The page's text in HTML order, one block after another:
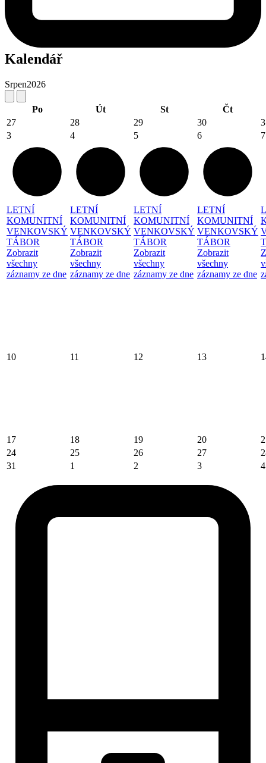
Kalendář
Srpen2026
Po Út St
Čt
27
28 29 30
3
LETNÍ
KOMUNITNÍ
VENKOVSKÝ
TÁBOR
Zobrazit
všechny
záznamy ze dne
4
LETNÍ
KOMUNITNÍ
VENKOVSKÝ
TÁBOR
Zobrazit
všechny
záznamy ze dne
5
LETNÍ
KOMUNITNÍ
VENKOVSKÝ
TÁBOR
Zobrazit
všechny
záznamy ze dne
6
LETNÍ
KOMUNITNÍ
VENKOVSKÝ
TÁBOR
Zobrazit
všechny
záznamy ze dne
7
10 11 12 13
17 18 19 20
24
25 26 27
31
1 2 3 4